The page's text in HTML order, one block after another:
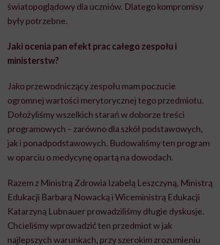
światopoglądowy dla uczniów. Dlatego kompromisy
były potrzebne.
Jaki ocenia pan efekt prac całego zespołu i
ministerstw?
Jako przewodniczący zespołu mam poczucie
ogromnej wartości merytorycznej tego przedmiotu.
Dołożyliśmy wszelkich starań w doborze treści
programowych – zarówno dla szkół podstawowych,
jak i ponadpodstawowych. Budowaliśmy ten program
w oparciu o medycynę opartą na dowodach.
Razem z Ministrą Zdrowia Izabelą Leszczyną, Ministrą
Edukacji Barbarą Nowacką i Wiceministrą Edukacji
Katarzyną Lubnauer prowadziliśmy długie dyskusje.
Chcieliśmy wprowadzić ten przedmiot w jak
najlepszych warunkach, przy szerokim zrozumieniu